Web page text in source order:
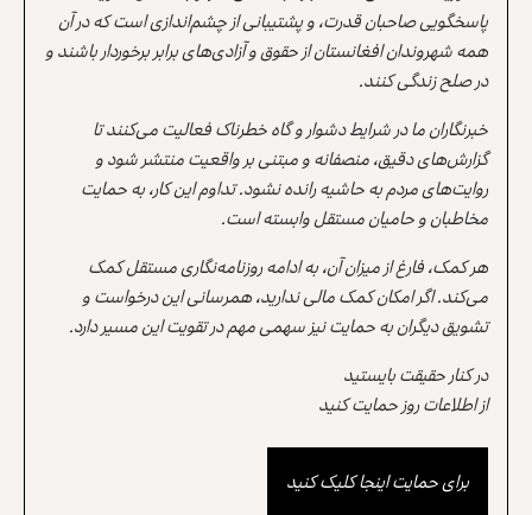
پاسخگویی صاحبان قدرت، و پشتیبانی از چشم‌اندازی است که در آن
همه شهروندان افغانستان از حقوق و آزادی‌های برابر برخوردار باشند و
در صلح زندگی کنند.
خبرنگاران ما در شرایط دشوار و گاه خطرناک فعالیت می‌کنند تا
گزارش‌های دقیق، منصفانه و مبتنی بر واقعیت منتشر شود و
روایت‌های مردم به حاشیه رانده نشود. تداوم این کار، به حمایت
مخاطبان و حامیان مستقل وابسته است.
هر کمک، فارغ از میزان آن، به ادامه روزنامه‌نگاری مستقل کمک
می‌کند. اگر امکان کمک مالی ندارید، همرسانی این درخواست و
تشویق دیگران به حمایت نیز سهمی مهم در تقویت این مسیر دارد.
در کنار حقیقت بایستید
از اطلاعات روز حمایت کنید
برای حمایت اینجا کلیک کنید